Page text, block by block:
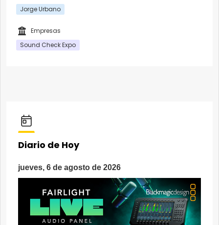
Jorge Urbano
Empresas
Sound Check Expo
Diario de Hoy
jueves, 6 de agosto de 2026